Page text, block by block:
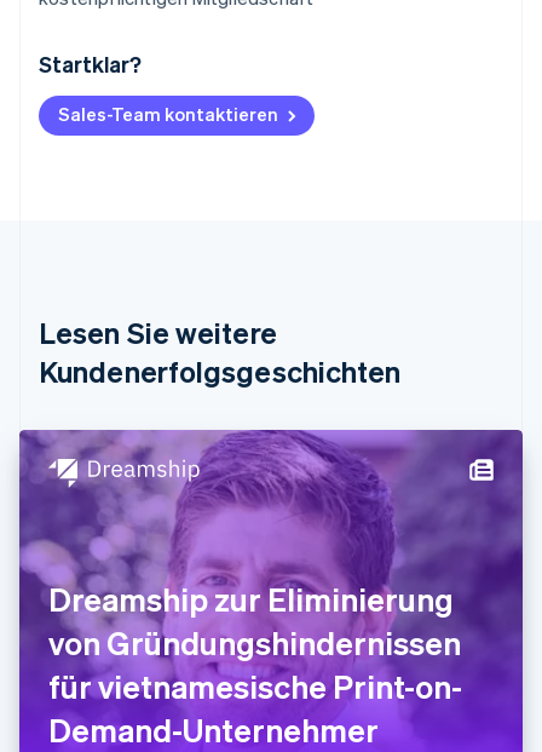
Startklar?
Sales-Team kontaktieren
Lesen Sie weitere
Kundenerfolgsgeschichten
Dreamship zur Eliminierung
von Gründungshindernissen
für vietnamesische Print-on-
Demand-Unternehmer
Australien
Belgien
NederlandsFrançaisDeutschEnglish
DeutschEnglish
English
简体中文English
Finnland
EnglishSvenska
Frankreich
Français English
Gibraltar
English
Griechenland
English
Indien
English
Irland
English